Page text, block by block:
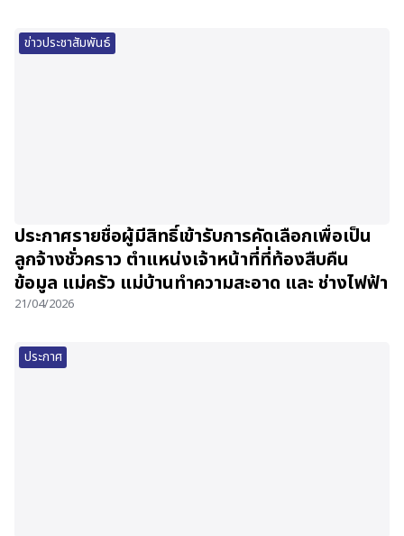
ข่าวประชาสัมพันธ์
ประกาศรายชื่อผู้มีสิทธิ์เข้ารับการคัดเลือกเพื่อเป็น
ลูกจ้างชั่วคราว ตำแหน่งเจ้าหน้าที่ที่ท้องสืบคืน
ข้อมูล แม่ครัว แม่บ้านทำความสะอาด และ ช่างไฟฟ้า
21/04/2026
ประกาศ